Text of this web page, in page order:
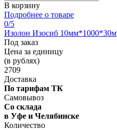
В корзину
Подробнее о товаре
0/5
Изолон Изосиб 10мм*1000*30м
Под заказ
Цена за единицу
(в рублях)
2709
Доставка
По тарифам ТК
Самовывоз
Со склада
в Уфе и Челябинске
Количество